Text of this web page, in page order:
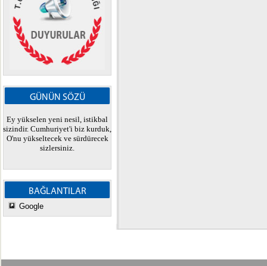
GÜNÜN SÖZÜ
Ey yükselen yeni nesil, istikbal
sizindir. Cumhuriyet'i biz kurduk,
O'nu yükseltecek ve sürdürecek
sizlersiniz.
BAĞLANTILAR
Google